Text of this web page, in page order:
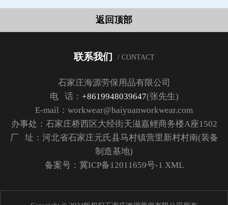
返回顶部
联系我们 / CONTACT
石家庄海源劳保用品有限公司
电 话： +8619948039647(张先生)
E-mail：workwear@haiyuanworkwear.com
办事处：石家庄桥西区大经街天滋嘉鲤商务楼A座1502
厂 址：河北省石家庄元氏县马村镇营里新村村南(装备
制造基地)
备案号： 冀ICP备12011659号-1 XML